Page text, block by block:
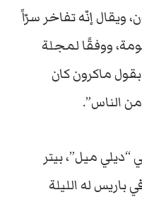
ويقال إنّه تفاخر سرّاً
ووفقًا لمجلة
ماكرون كان
الناس”.
“ديلي ميل”، بيتر
باريس له الليلة